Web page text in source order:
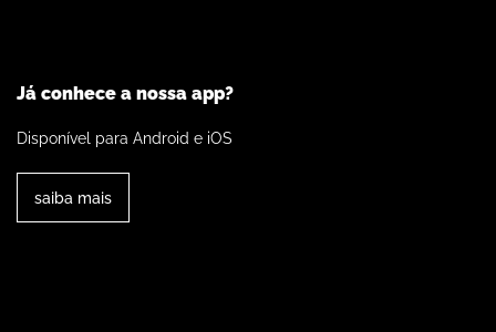
Já conhece a nossa app?
Disponível para Android e iOS
saiba mais